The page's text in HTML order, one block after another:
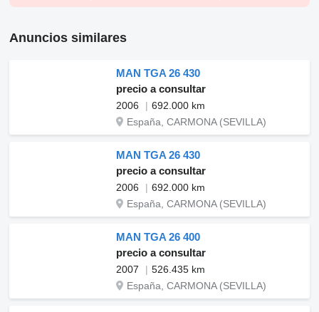
Anuncios similares
MAN TGA 26 430
precio a consultar
2006
692.000 km
España, CARMONA (SEVILLA)
MAN TGA 26 430
precio a consultar
2006
692.000 km
España, CARMONA (SEVILLA)
MAN TGA 26 400
precio a consultar
2007
526.435 km
España, CARMONA (SEVILLA)